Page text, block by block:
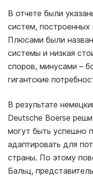
В отчете были
систем, построенных
Плюсами были
системы и низкая
споров, минусами –
гигантские
В результате
Deutsche Boerse
могут быть успешно
адаптировать для
страны. По этому
Бальц,